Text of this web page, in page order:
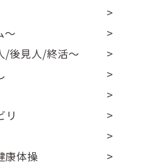
～
/後見人/終活～
リ
康体操